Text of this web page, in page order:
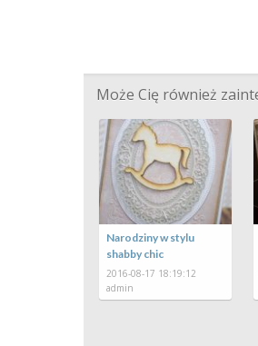
Może Cię również
Piąte urodziny Leona
2016-06-10 20:22:39
admin